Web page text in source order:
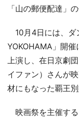
「山の郵便配達」
10月4日には、ダ
YOKOHAMA」開
上演し、在日京劇
イファン）さんが
材にもなった覇王
映画祭を主催す